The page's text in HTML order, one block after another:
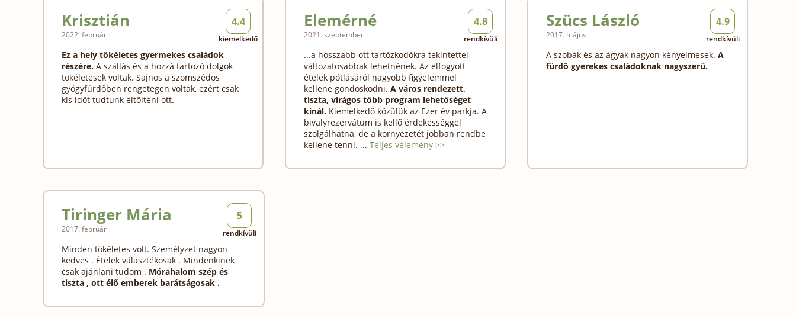
Krisztián
2022. február
Ez a hely tökéletes gyermekes családok
részére. A szállás és a hozzá tartozó dolgok
tökéletesek voltak. Sajnos a szomszédos
gyógyfűrdőben rengetegen voltak, ezért csak
kis időt tudtunk eltölteni ott.
4.4
kiemelkedő
Elemérné
2021. szeptember
...a hosszabb ott tartózkodókra tekintettel
változatosabbak lehetnének. Az elfogyott
ételek pótlásáról nagyobb figyelemmel
kellene gondoskodni. A város rendezett,
tiszta, virágos több program lehetőséget
kínál.Kiemelkedő közülük az Ezer év parkja. A
bivalyrezervátum is kellő érdekességgel
szolgálhatna, de a környezetét jobban rendbe
kellene tenni. ... Teljes vélemény >>
4.8
rendkívüli
Szücs László
2017. május
A szobák és az ágyak nagyon kényelmesek. A
fürdő gyerekes családoknak nagyszerű.
4.9
rendkívüli
Tiringer Mária
2017. február
Minden tökéletes volt. Személyzet nagyon
kedves . Ételek választékosak . Mindenkinek
csak ajánlani tudom . Mórahalom szép és
tiszta , ott élő emberek barátságosak .
5
rendkívüli